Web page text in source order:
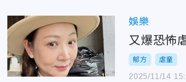
娛樂
又爆恐怖
郁方 虐童
2025/11/14